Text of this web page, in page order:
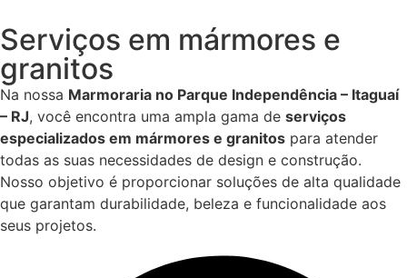
Serviços em mármores e
granitos
Na nossa Marmoraria no Parque Independência – Itaguaí
– RJ, você encontra uma ampla gama de serviços
especializados em mármores e granitos para atender
todas as suas necessidades de design e construção.
Nosso objetivo é proporcionar soluções de alta qualidade
que garantam durabilidade, beleza e funcionalidade aos
seus projetos.